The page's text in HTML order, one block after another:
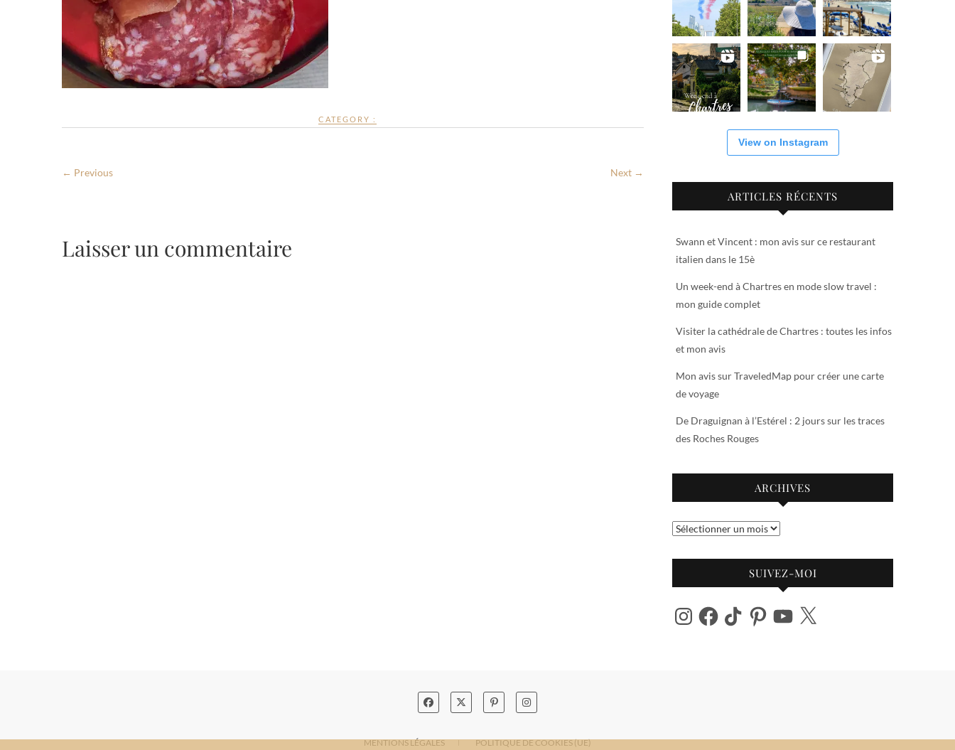
CATEGORY :
← Previous Next →
Laisser un commentaire
View on Instagram
ARTICLES RÉCENTS
Swann et Vincent : mon avis sur ce restaurant
italien dans le 15è
Un week-end à Chartres en mode slow travel :
mon guide complet
Visiter la cathédrale de Chartres : toutes les infos
et mon avis
Mon avis sur TraveledMap pour créer une carte
de voyage
De Draguignan à l’Estérel : 2 jours sur les traces
des Roches Rouges
ARCHIVES
Archives
SUIVEZ-MOI
InstagramFacebook
TikTok PinterestYouTube
X
MENTIONS LÉGALES POLITIQUE DE COOKIES (UE)